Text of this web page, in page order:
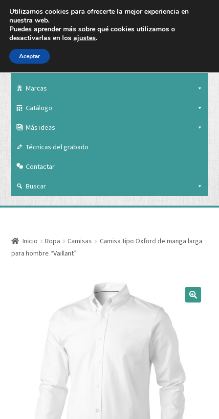
Marcas
Catálogo
Más ideas
Técnicas del grabado
Contactar
Buscar
Nuestra empresa
el
hijo
Técnicas del grabado
Inicio Ropa Camisas
Camisa tipo Oxford de manga larga
para hombre “Vaillant”
Utilizamos cookies para ofrecerte la mejor experiencia en
nuestra web.
Puedes aprender más sobre qué cookies utilizamos o
desactivarlas en los ajustes.
Aceptar